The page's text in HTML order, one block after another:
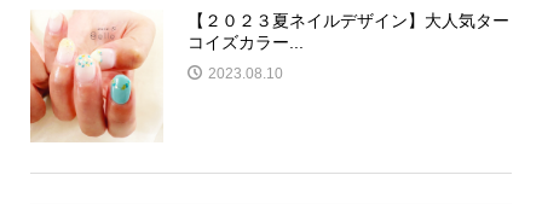
【２０２３夏ネイルデザイン】大人気ター
コイズカラー...
2023.08.10